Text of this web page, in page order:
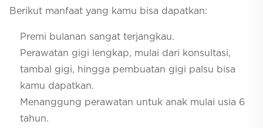
Berikut manfaat yang kamu bisa dapatkan:
Premi bulanan sangat terjangkau.
Perawatan gigi lengkap, mulai dari konsultasi,
tambal gigi, hingga pembuatan gigi palsu bisa
kamu dapatkan.
Menanggung perawatan untuk anak mulai usia 6
tahun.